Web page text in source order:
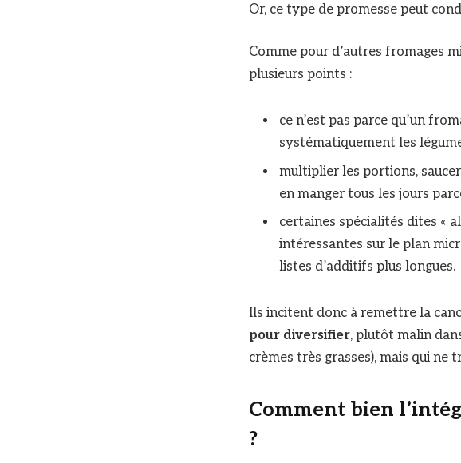
Or, ce type de promesse peut
Comme pour d’autres fromages
plusieurs points :
ce n’est pas parce qu’un
systématiquement les
multiplier les portions,
en manger tous les jours
certaines spécialités dites «
intéressantes sur le plan
listes d’additifs plus longues.
Ils incitent donc à remettre la
pour diversifier, plutôt malin
crèmes très grasses), mais qui ne
Comment bien
?